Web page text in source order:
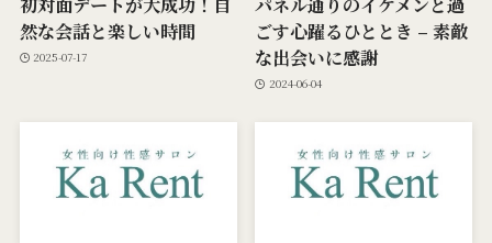
然な会話と楽しい時間
2025-07-17
ごす心躍るひととき – 素敵
な出会いに感謝
2024-06-04